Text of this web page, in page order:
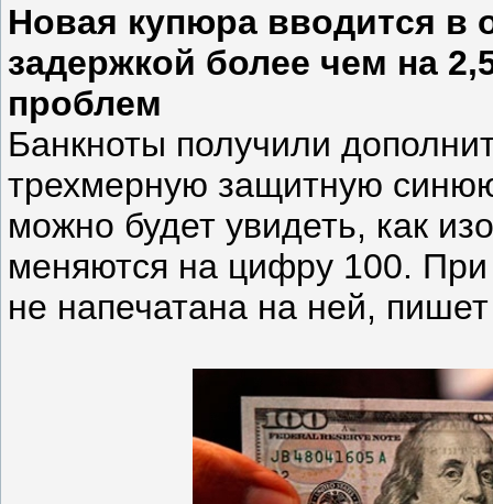
Новая купюра вводится в
задержкой более чем на
проблем
Банкноты получили
трехмерную защитную
можно будет увидеть, как
меняются на цифру 100. При
не напечатана на ней,